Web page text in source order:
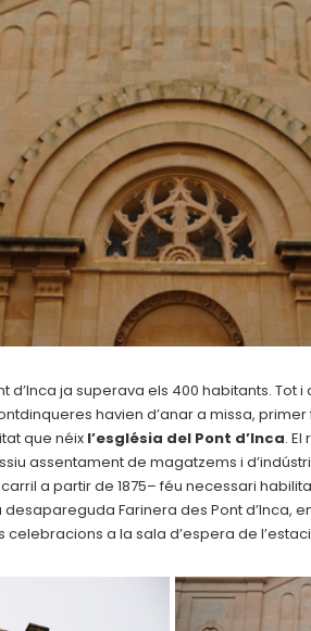
d’Inca ja superava els 400 habitants. Tot
havien d’anar a missa, primer
que néix l’església del Pont d’Inca.
assentament de magatzems i
a partir de 1875– féu necessari
Farinera des Pont d’Inca,
celebracions a la sala d’espera de